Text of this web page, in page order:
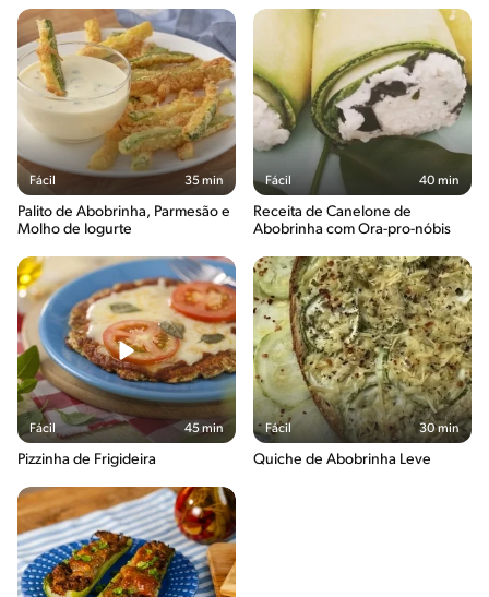
Fácil 35 min
Palito de Abobrinha, Parmesão e
Molho de Iogurte
Fácil 40 min
Receita de Canelone de
Abobrinha com Ora-pro-nóbis
Fácil 45 min
Pizzinha de Frigideira
Fácil 30 min
Quiche de Abobrinha Leve